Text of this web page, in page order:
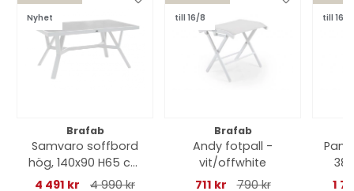
Nyhet
Brafab
Samvaro soffbord
hög, 140x90 H65 cm
- vit/glas
4 491 kr 4 990 kr
till 16/8
Brafab
Andy fotpall -
vit/offwhite
711 kr
790 kr
till 16/8
38
1